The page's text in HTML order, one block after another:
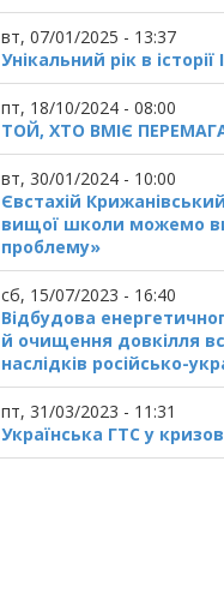
вт, 07/01/2025 - 13:37
Унікальний рік в
пт, 18/10/2024 - 08:00
ТОЙ, ХТО ВМІЄ
вт, 30/01/2024 - 10:00
Євстахій
вищої школи можемо
проблему»
сб, 15/07/2023 - 16:40
Відбудова
й очищення довкілля
наслідків російсько-
пт, 31/03/2023 - 11:31
Українська ГТС у